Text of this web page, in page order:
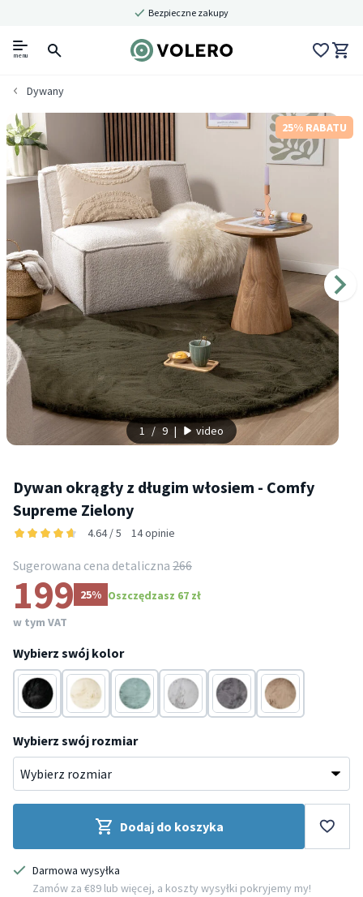
Bezpieczne zakupy
menu
Dywany
25% RABATU
1 / 9 | video
Dywan okrągły z długim włosiem - Comfy
Supreme Zielony
4.64 / 5 14 opinie
Sugerowana cena detaliczna 266
199 25% Oszczędzasz 67 zł
w tym VAT
Wybierz swój kolor
Czarny KremowyNiebieskiSzary Szary
Taupe
Wybierz swój rozmiar
Dodaj do koszyka
Darmowa wysyłka
Zamów za €89 lub więcej, a koszty wysyłki pokryjemy my!